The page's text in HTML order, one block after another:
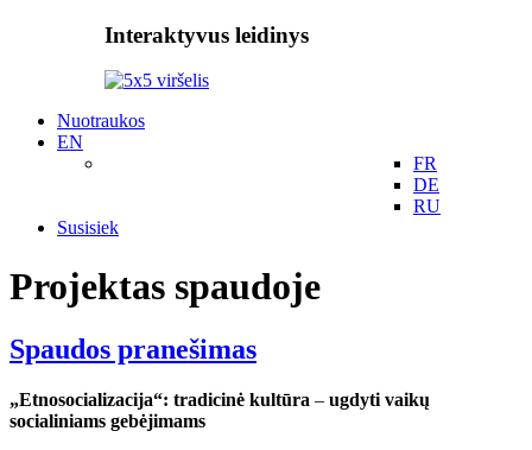
Interaktyvus leidinys
Nuotraukos
EN
FR
DE
RU
Susisiek
Projektas spaudoje
Spaudos pranešimas
„Etnosocializacija“: tradicinė kultūra – ugdyti vaikų
socialiniams gebėjimams